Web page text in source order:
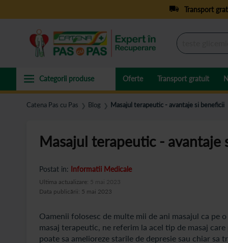
Transport
Oferte Transport gratuit
Catena Pas cu Pas ❯ Blog ❯ Masajul terapeutic - avantaje si beneficii
Masajul terapeutic - avantaje
Postat in: Informatii Medicale
Data publicării: 5 mai 2023
Ultima actualizare: 5 mai 2023
Oamenii folosesc de multe mii de ani masajul ca pe
masaj terapeutic, ne referim la acel tip de masaj
poate sa amelioreze starile de depresie sau chiar